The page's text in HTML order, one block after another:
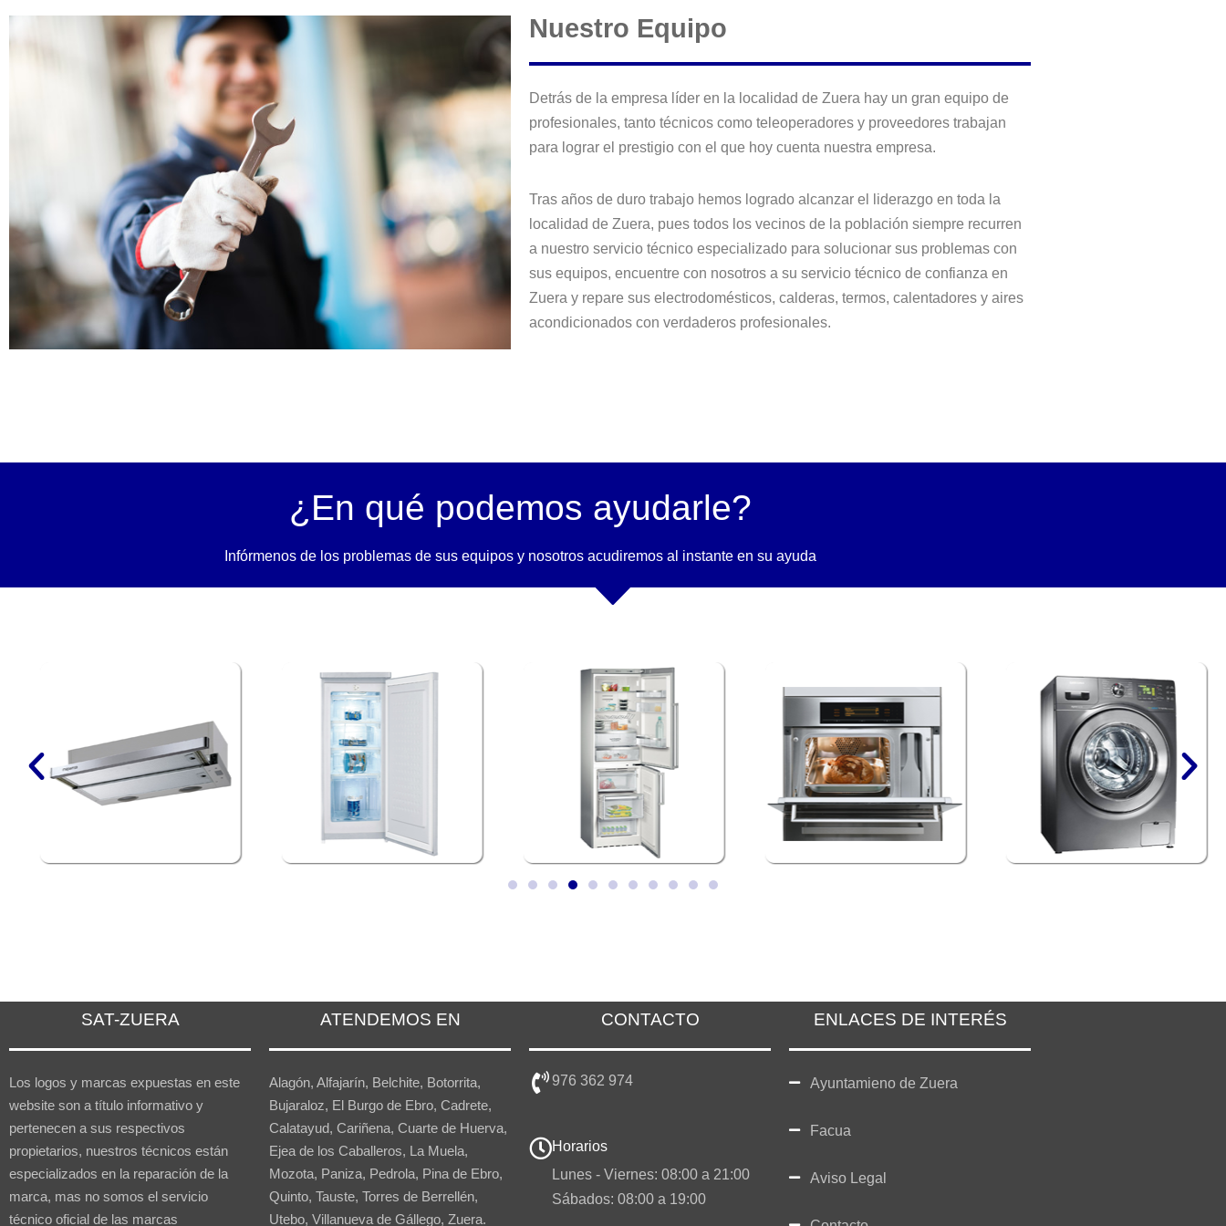
Nuestro Equipo
Detrás de la empresa líder en la localidad de Zuera hay un gran equipo de
profesionales, tanto técnicos como teleoperadores y proveedores trabajan
para lograr el prestigio con el que hoy cuenta nuestra empresa.
Tras años de duro trabajo hemos logrado alcanzar el liderazgo en toda la
localidad de Zuera, pues todos los vecinos de la población siempre recurren
a nuestro servicio técnico especializado para solucionar sus problemas con
sus equipos, encuentre con nosotros a su servicio técnico de confianza en
Zuera y repare sus electrodomésticos, calderas, termos, calentadores y aires
acondicionados con verdaderos profesionales.
¿En qué podemos ayudarle?
Infórmenos de los problemas de sus equipos y nosotros acudiremos al instante en su ayuda
SAT-ZUERA
Los logos y marcas expuestas en este
website son a título informativo y
pertenecen a sus respectivos
propietarios, nuestros técnicos están
especializados en la reparación de la
marca, mas no somos el servicio
técnico oficial de las marcas
ATENDEMOS EN
Alagón, Alfajarín, Belchite, Botorrita,
Bujaraloz, El Burgo de Ebro, Cadrete,
Calatayud, Cariñena, Cuarte de Huerva,
Ejea de los Caballeros, La Muela,
Mozota, Paniza, Pedrola, Pina de Ebro,
Quinto, Tauste, Torres de Berrellén,
Utebo, Villanueva de Gállego, Zuera.
CONTACTO
976 362 974
Horarios
Lunes - Viernes: 08:00 a 21:00
Sábados: 08:00 a 19:00
ENLACES DE INTERÉS
Ayuntamieno de Zuera
Facua
Aviso Legal